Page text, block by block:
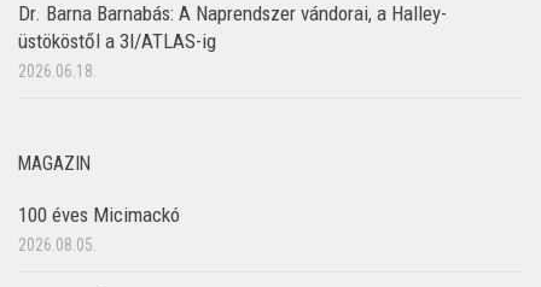
Dr. Barna Barnabás: A Naprendszer vándorai, a Halley-
üstököstől a 3I/ATLAS-ig
2026.06.18.
MAGAZIN
100 éves Micimackó
2026.08.05.